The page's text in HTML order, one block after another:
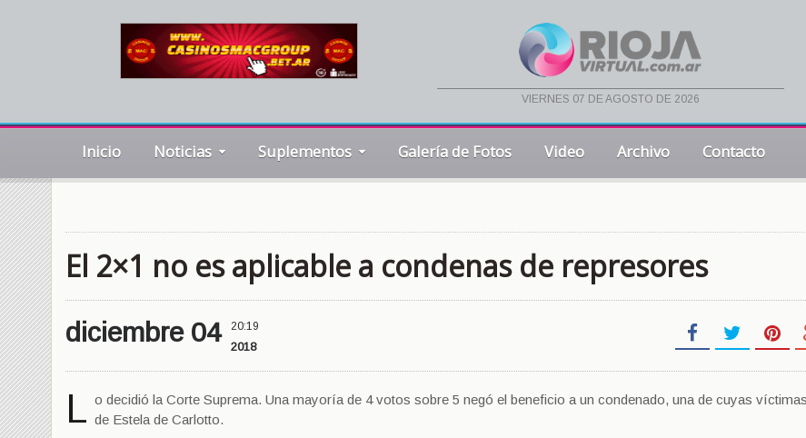
viernes 07 de agosto de 2026
Inicio Noticias Suplementos Galería de Fotos Video Archivo Contacto
El 2×1 no es aplicable a condenas de represores
diciembre 04 20:19
2018
L o decidió la Corte Suprema. Una mayoría de 4 votos sobre 5 negó el beneficio a un condenado, una de cuyas
de Estela de Carlotto.